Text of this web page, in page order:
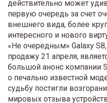
действительно может
первую очередь за счет
внешнего вида, более
интересного и нового
«Не очередным» Galaxy
продажу 21 апреля,
большой анонс компании
о печально известной
судьбу постигли
мировых отзыва